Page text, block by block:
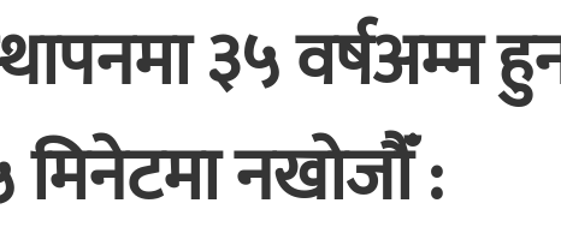
३५ वर्षअम्म
नखोजौँ :